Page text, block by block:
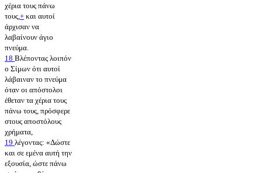
χέρια τους πάνω
τους, + και αυτοί
άρχισαν να
λαβαίνουν άγιο
πνεύμα.
18 Βλέποντας λοιπόν
ο Σίμων ότι αυτοί
λάβαιναν το πνεύμα
όταν οι απόστολοι
έθεταν τα χέρια τους
πάνω τους, πρόσφερε
στους αποστόλους
χρήματα,
19 λέγοντας: «Δώστε
και σε εμένα αυτή την
εξουσία, ώστε πάνω